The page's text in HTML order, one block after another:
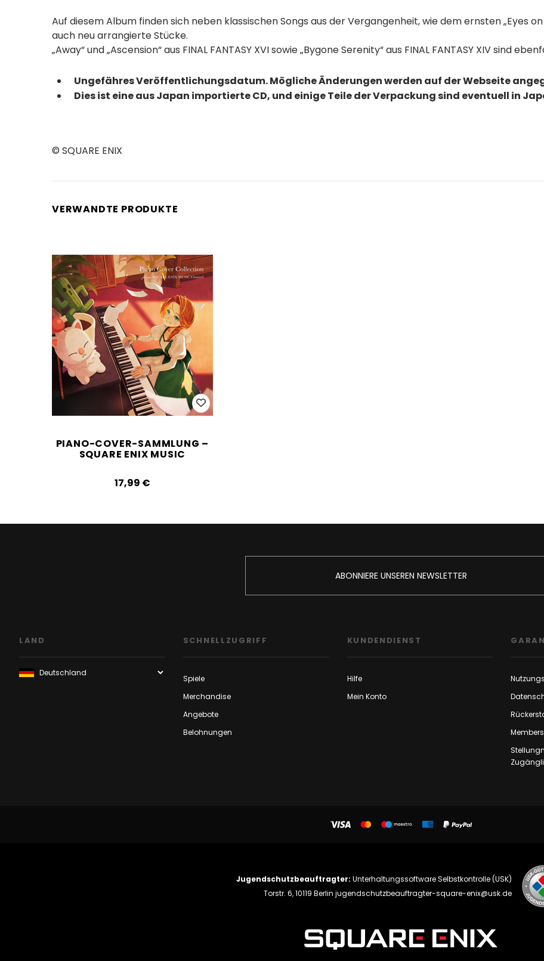
Auf diesem Album finden sich neben klassischen Songs aus der Vergangenheit, wie dem ernsten „Eyes
auch neu arrangierte Stücke.
„Away“ und „Ascension“ aus FINAL FANTASY XVI sowie „Bygone Serenity“ aus FINAL FANTASY XIV sind
Ungefähres Veröffentlichungsdatum. Mögliche Änderungen werden auf der Webseite
Dies ist eine aus Japan importierte CD, und einige Teile der Verpackung sind eventuell in
© SQUARE ENIX
VERWANDTE PRODUKTE
PIANO-COVER-SAMMLUNG –
SQUARE ENIX MUSIC
17,99‎ ‎€
ABONNIERE UNSEREN NEWSLETTER
LAND SCHNELLZUGRIFF
Spiele
Merchandise
Angebote
Belohnungen
KUNDENDIENST
Hilfe
Mein Konto
Jugendschutzbeauftragter: Unterhaltungssoftware Selbstkontrolle (USK)
Torstr. 6, 10119 Berlin jugendschutzbeauftragter-square-enix@usk.de